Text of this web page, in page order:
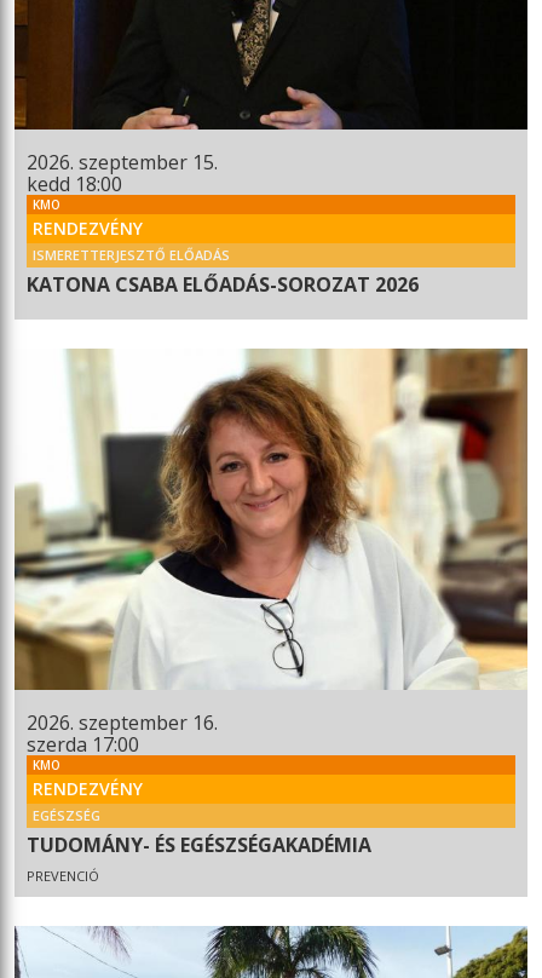
2026. szeptember 15.
kedd 18:00
KMO
RENDEZVÉNY
ISMERETTERJESZTŐ ELŐADÁS
KATONA CSABA ELŐADÁS-SOROZAT 2026
2026. szeptember 16.
szerda 17:00
KMO
RENDEZVÉNY
EGÉSZSÉG
TUDOMÁNY- ÉS EGÉSZSÉGAKADÉMIA
PREVENCIÓ